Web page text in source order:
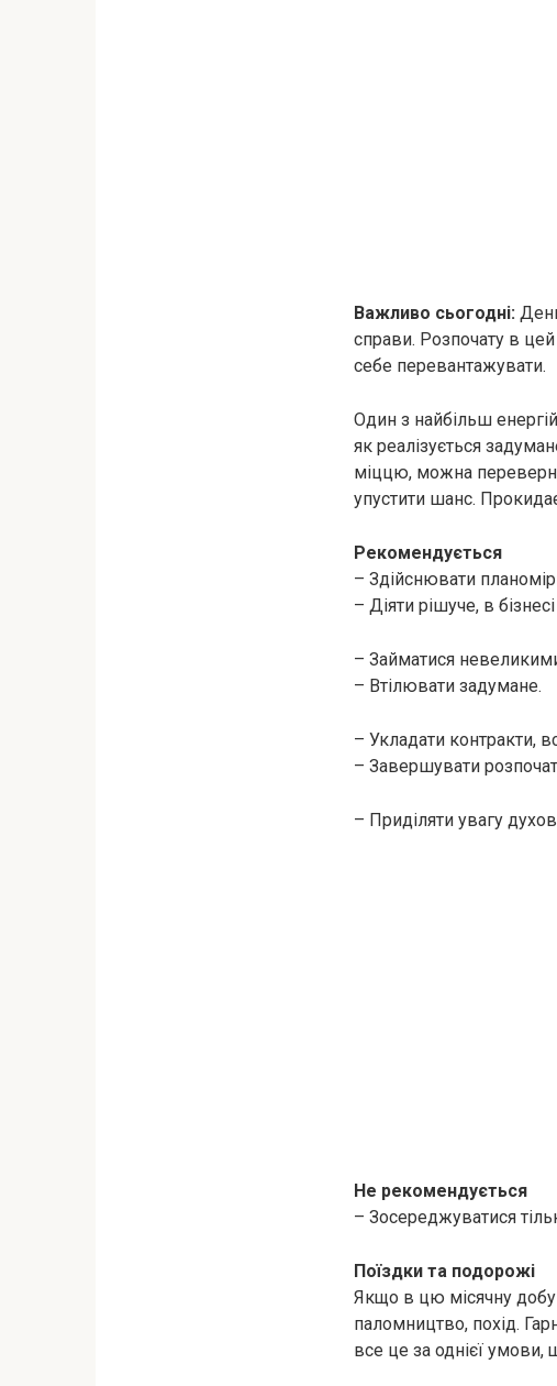
Важливо сьогодні:
справи. Розпочату в
себе перевантажувати.
Один з найбільш
як реалізується
міццю, можна
упустити шанс.
Рекомендується
– Здійснювати
– Діяти рішуче, в
– Займатися
– Втілювати задумане.
– Укладати контракти,
– Завершувати
– Приділяти увагу
Не рекомендується
– Зосереджуватися
Поїздки та подорожі
Якщо в цю місячну добу
паломництво, похід.
все це за однієї умови,